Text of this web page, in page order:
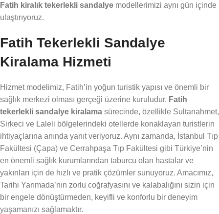
Fatih kiralık tekerlekli sandalye modellerimizi aynı gün içinde
ulaştırıyoruz.
Fatih Tekerlekli Sandalye
Kiralama Hizmeti
Hizmet modelimiz, Fatih’in yoğun turistik yapısı ve önemli bir
sağlık merkezi olması gerçeği üzerine kuruludur. Fatih
tekerlekli sandalye kiralama sürecinde, özellikle Sultanahmet,
Sirkeci ve Laleli bölgelerindeki otellerde konaklayan turistlerin
ihtiyaçlarına anında yanıt veriyoruz. Aynı zamanda, İstanbul Tıp
Fakültesi (Çapa) ve Cerrahpaşa Tıp Fakültesi gibi Türkiye’nin
en önemli sağlık kurumlarından taburcu olan hastalar ve
yakınları için de hızlı ve pratik çözümler sunuyoruz. Amacımız,
Tarihi Yarımada’nın zorlu coğrafyasını ve kalabalığını sizin için
bir engele dönüştürmeden, keyifli ve konforlu bir deneyim
yaşamanızı sağlamaktır.